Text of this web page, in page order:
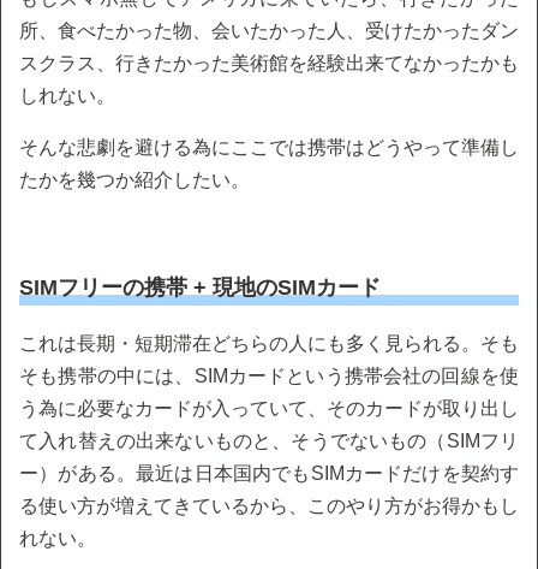
所、食べたかった物、会いたかった人、受けたかったダン
スクラス、行きたかった美術館を経験出来てなかったかも
しれない。
そんな悲劇を避ける為にここでは携帯はどうやって準備し
たかを幾つか紹介したい。
SIMフリーの携帯 + 現地のSIMカード
これは長期・短期滞在どちらの人にも多く見られる。そも
そも携帯の中には、SIMカードという携帯会社の回線を使
う為に必要なカードが入っていて、そのカードが取り出し
て入れ替えの出来ないものと、そうでないもの（SIMフリ
ー）がある。最近は日本国内でもSIMカードだけを契約す
る使い方が増えてきているから、このやり方がお得かもし
れない。